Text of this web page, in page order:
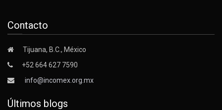
Contacto
Tijuana, B.C., México
+52 664 627 7590
info@incomex.org.mx
Últimos blogs